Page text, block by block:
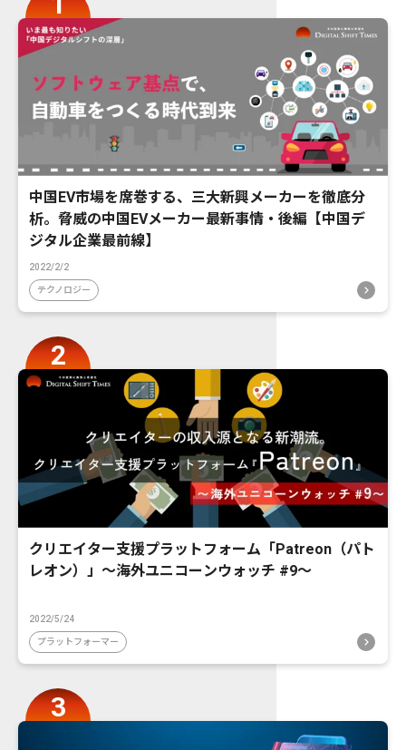
中国EV市場を席巻する、三大新興メーカーを徹底分
析。脅威の中国EVメーカー最新事情・後編【中国デ
ジタル企業最前線】
2022/2/2
テクノロジー
クリエイター支援プラットフォーム「Patreon（パト
レオン）」〜海外ユニコーンウォッチ #9〜
2022/5/24
プラットフォーマー